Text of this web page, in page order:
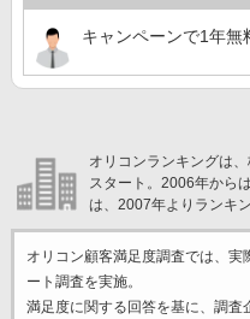
キャンペーンで1年無
オリコンランキングは
スタート。2006年から
は、2007年よりランキ
オリコン顧客満足度調査では、実
ート調査を実施。
満足度に関する回答を基に、調査